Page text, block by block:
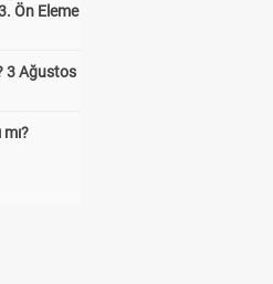
Ön Eleme
3 Ağustos